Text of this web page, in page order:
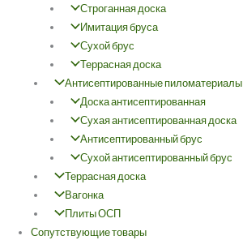
Строганная доска
Имитация бруса
Сухой брус
Террасная доска
Антисептированные пиломатериалы
Доска антисептированная
Сухая антисептированная доска
Антисептированный брус
Сухой антисептированный брус
Террасная доска
Вагонка
Плиты ОСП
Сопутствующие товары